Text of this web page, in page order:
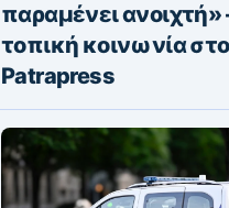
παραμένει ανοιχτή»
τοπική κοινωνία στο
Patrapress